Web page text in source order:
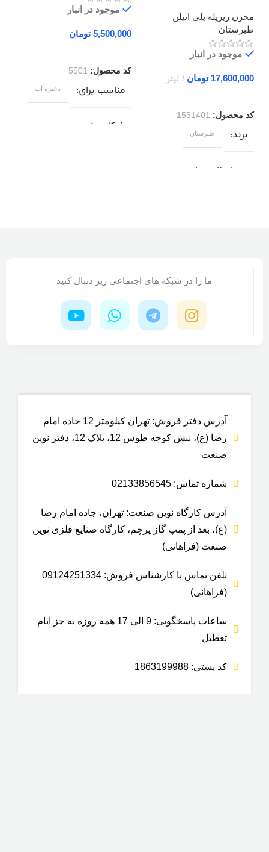
مخزن زیرپله پلی اتیلن
طبرستان
موجود در انبار
تومان
کد محصول: 1531401
برند طبرستان
تعداد لایه ها
پلی اتیلن ( پلاستیکی )
ویژگی مخزن
مناسب برای
ذخیره آب, ذخیره گازوییل, مواد
سوختی, موادهای صنعتی نظیر الکل ،
تینر آب ژاول
موجود در انبار
تومان
کد محصول: 5501
مناسب برای ذخیره آب
شکل مخزن
گالوانیزه درجه دو و سه
ما را در شبکه های اجتماعی زیر دنبال کنید
آدرس دفتر فروش: تهران کیلومتر 12 جاده امام
رضا (ع)، نبش کوچه طوس 12، پلاک 12، دفتر نوین
صنعت
شماره تماس: 02133856545
آدرس کارگاه نوین صنعت: تهران، جاده امام رضا
(ع)، بعد از پمپ گاز پرچم، کارگاه صنایع فلزی نوین
صنعت (فراهانی)
تلفن تماس با کارشناس فروش: 09124251334
(فراهانی)
ساعات پاسخگویی: 9 الی 17 همه روزه به جز ایام
تعطیل
کد پستی: 1863199988